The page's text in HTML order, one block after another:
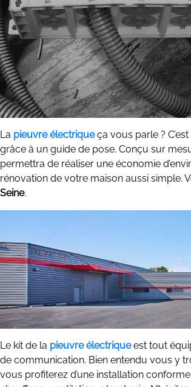
La pieuvre électriqueça vous parle ?
grâce à un guide de pose. Conçu sur
permettra de réaliser une économie
rénovation de votre maison aussi simple.
Seine.
Le kit de la pieuvre électriqueest tout
de communication. Bien entendu vous y
vous profiterez d’une installation